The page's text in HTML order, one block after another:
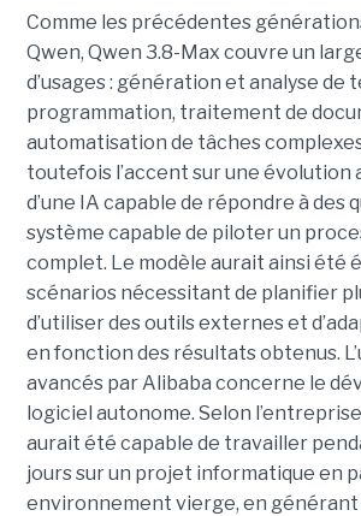
Comme les précédentes
Qwen, Qwen 3.8-Max couvre un
d’usages : génération et analyse de
programmation, traitement de
automatisation de tâches
toutefois l’accent sur une évolution
d’une IA capable de répondre à des
système capable de piloter un
complet. Le modèle aurait ainsi été
scénarios nécessitant de planifier
d’utiliser des outils externes et
en fonction des résultats obtenus.
avancés par Alibaba concerne le
logiciel autonome. Selon
aurait été capable de travailler
jours sur un projet informatique en
environnement vierge, en générant